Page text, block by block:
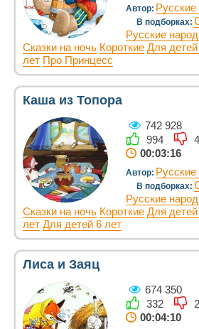
Автор:
В подборках:
Русские
Сказки на ночь Короткие Для
лет Про Принцесс
Каша из Топора
742 928
994
00:03:16
Автор:
В подборках:
Русские
Сказки на ночь Короткие Для
лет Для детей 6 лет
Лиса и Заяц
674 350
332
00:04:10